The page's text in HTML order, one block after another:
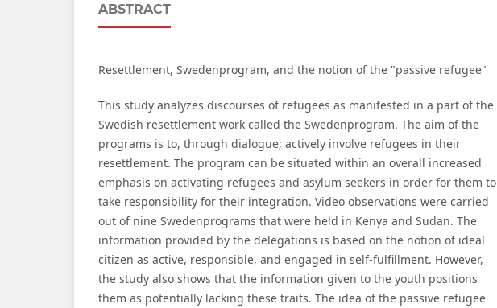
ABSTRACT
Resettlement, Swedenprogram, and the notion of the "passive refugee"
This study analyzes discourses of refugees as manifested in a part of the
Swedish resettlement work called the Swedenprogram. The aim of the
programs is to, through dialogue; actively involve refugees in their
resettlement. The program can be situated within an overall increased
emphasis on activating refugees and asylum seekers in order for them to
take responsibility for their integration. Video observations were carried
out of nine Swedenprograms that were held in Kenya and Sudan. The
information provided by the delegations is based on the notion of ideal
citizen as active, responsible, and engaged in self-fulfillment. However,
the study also shows that the information given to the youth positions
them as potentially lacking these traits. The idea of the passive refugee